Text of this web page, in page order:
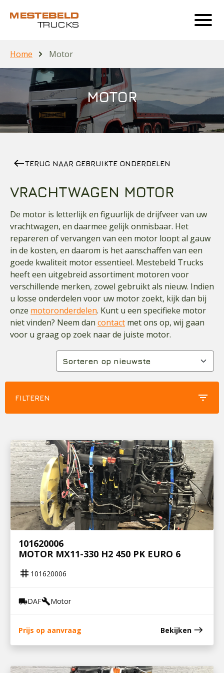
Home Motor
MOTOR
westTERUG NAAR GEBRUIKTE ONDERDELEN
VRACHTWAGEN MOTOR
De motor is letterlijk en figuurlijk de drijfveer van uw
vrachtwagen, en daarmee gelijk onmisbaar. Het
repareren of vervangen van een motor loopt al gauw
in de kosten, en daarom is het aanschaffen van een
goede kwaliteit motor essentieel. Mestebeld Trucks
heeft een uitgebreid assortiment motoren voor
verschillende merken, zowel gebruikt als nieuw. Indien
u losse onderdelen voor uw motor zoekt, kijk dan bij
onze motoronderdelen. Kunt u een specifieke motor
niet vinden? Neem dan contact met ons op, wij gaan
voor u graag op zoek naar de juiste motor.
FILTEREN filter_list
101620006
MOTOR MX11-330 H2 450 PK EURO 6
tag 101620006
local_shippingDAFbuildMotor
Prijs op aanvraag Bekijken east